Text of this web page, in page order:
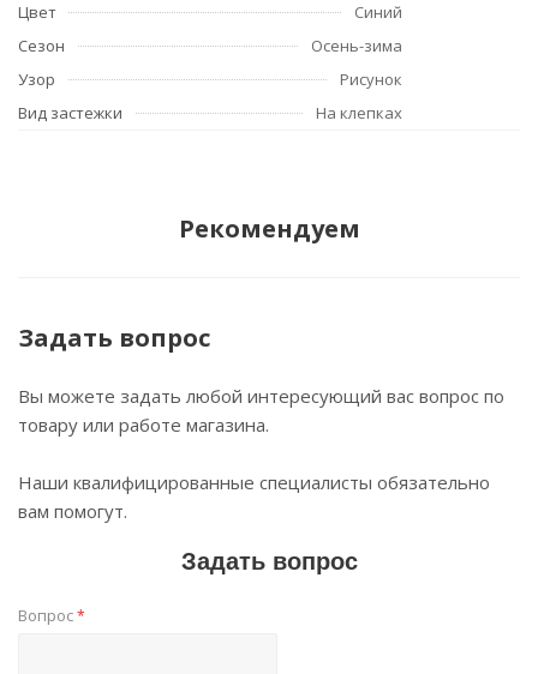
Цвет
Синий
Сезон
Осень-зима
Узор
Рисунок
Вид застежки
На клепках
Рекомендуем
Задать вопрос
Вы можете задать любой интересующий вас вопрос по
товару или работе магазина.
Наши квалифицированные специалисты обязательно
вам помогут.
Задать вопрос
Вопрос*